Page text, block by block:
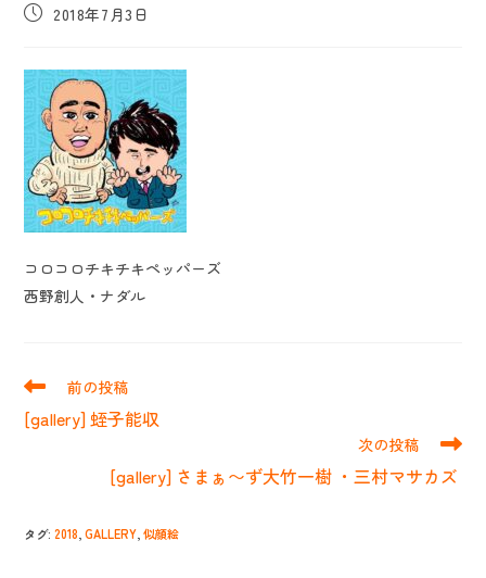
投
開
日:
2018年7月3日
コロコロチキチキペッパーズ
西野創人・ナダル
そ
他
読
前の投稿
[gallery] 蛭子能収
次の投稿
[gallery] さまぁ〜ず大竹一樹 ・三村マサカズ
タグ:2018, GALLERY, 似顔絵